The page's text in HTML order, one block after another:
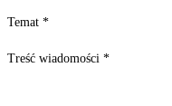
Temat *
Treść wiadomości *